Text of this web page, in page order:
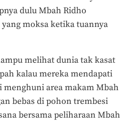
dulu Mbah Ridho
moksa ketika tuannya
melihat dunia tak kasat
kalau mereka mendapati
area makam Mbah
bebas di pohon trembesi
bersama peliharaan Mbah